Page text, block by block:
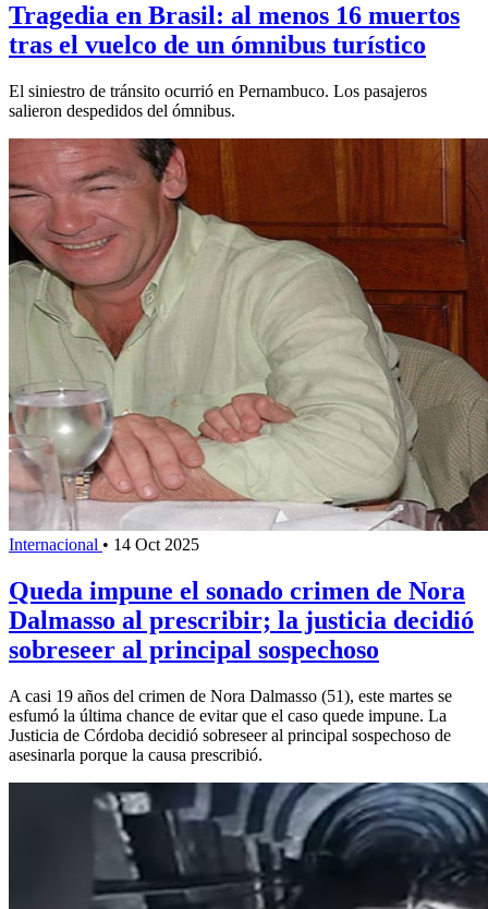
Tragedia en Brasil: al menos 16 muertos
tras el vuelco de un ómnibus turístico
El siniestro de tránsito ocurrió en Pernambuco. Los pasajeros
salieron despedidos del ómnibus.
Internacional • 14 Oct 2025
Queda impune el sonado crimen de Nora
Dalmasso al prescribir; la justicia decidió
sobreseer al principal sospechoso
A casi 19 años del crimen de Nora Dalmasso (51), este martes se
esfumó la última chance de evitar que el caso quede impune. La
Justicia de Córdoba decidió sobreseer al principal sospechoso de
asesinarla porque la causa prescribió.